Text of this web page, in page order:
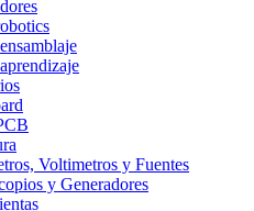
Voltimetros y Fuentes
y Generadores